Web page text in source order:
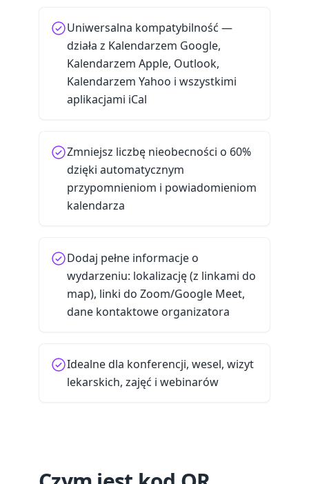
Uniwersalna kompatybilność —
działa z Kalendarzem Google,
Kalendarzem Apple, Outlook,
Kalendarzem Yahoo i wszystkimi
aplikacjami iCal
Zmniejsz liczbę nieobecności o 60%
dzięki automatycznym
przypomnieniom i powiadomieniom
kalendarza
Dodaj pełne informacje o
wydarzeniu: lokalizację (z linkami do
map), linki do Zoom/Google Meet,
dane kontaktowe organizatora
Idealne dla konferencji, wesel, wizyt
lekarskich, zajęć i webinarów